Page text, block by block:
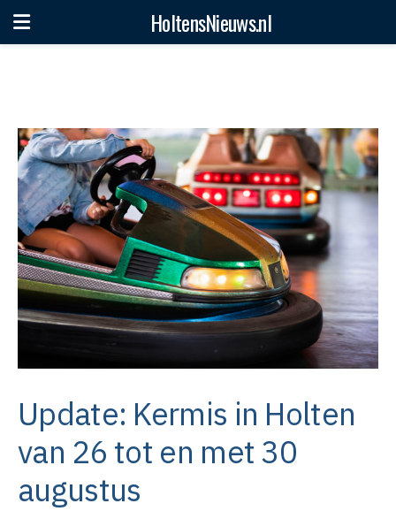
HoltensNieuws.nl
Update: Kermis in Holten
van 26 tot en met 30
augustus